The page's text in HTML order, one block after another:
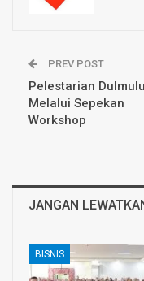
PREV POST
Pelestarian
Melalui Sepekan
Workshop
JANGAN
BISNIS